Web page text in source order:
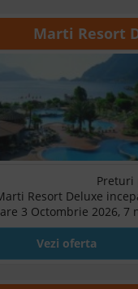
Marti Resort
Preturi
Resort Deluxe
3 Octombrie 2026, 7
Vezi oferta